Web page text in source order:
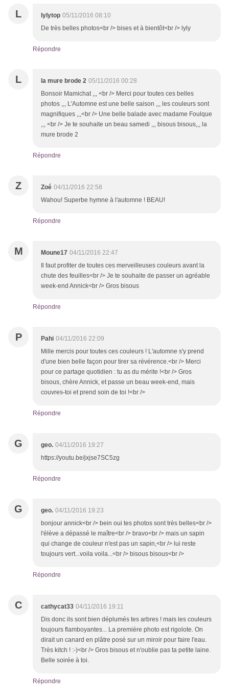
L lylytop 05/11/2016 08:10
De très belles photos<br /> bises et à bientôt<br /> lyly
Répondre
L la mure brode 2 05/11/2016 00:28
Bonsoir Mamichat ,,, <br /> Merci pour toutes ces belles
photos ,,, L'Automne est une belle saison ,,, les couleurs sont
magnifiques ,,,<br /> Une belle balade avec madame Foulque
,,, <br /> Je te souhaite un beau samedi ,,, bisous bisous,,, la
mure brode 2
Répondre
Z Zoé 04/11/2016 22:58
Wahou! Superbe hymne à l'automne ! BEAU!
Répondre
M Moune17 04/11/2016 22:47
Il faut profiter de toutes ces merveilleuses couleurs avant la
chute des feuilles<br /> Je te souhaite de passer un agréable
week-end Annick<br /> Gros bisous
Répondre
P Pahi 04/11/2016 22:09
Mille mercis pour toutes ces couleurs ! L'automne s'y prend
d'une bien belle façon pour tirer sa révérence.<br /> Merci
pour ce partage quotidien : tu as du mérite !<br /> Gros
bisous, chère Annick, et passe un beau week-end, mais
couvres-toi et prend soin de toi !<br />
Répondre
G geo. 04/11/2016 19:27
https://youtu.be/jxjse7SC5zg
Répondre
G geo. 04/11/2016 19:23
bonjour annick<br /> bein oui tes photos sont très belles<br />
l'élève a dépassé le maître<br /> bravo<br /> mais un sapin
qui change de couleur n'est pas un sapin,<br /> lui reste
toujours vert...voila voila...<br /> bisous bisous<br />
Répondre
C cathycat33 04/11/2016 19:11
Dis donc ils sont bien déplumés tes arbres ! mais les couleurs
toujours flamboyantes... La première photo est rigolote. On
dirait un canard en plâtre posé sur un miroir pour faire l'eau.
Très kitch ! :-)<br /> Gros bisous et n'oublie pas ta petite laine.
Belle soirée à toi.
Répondre